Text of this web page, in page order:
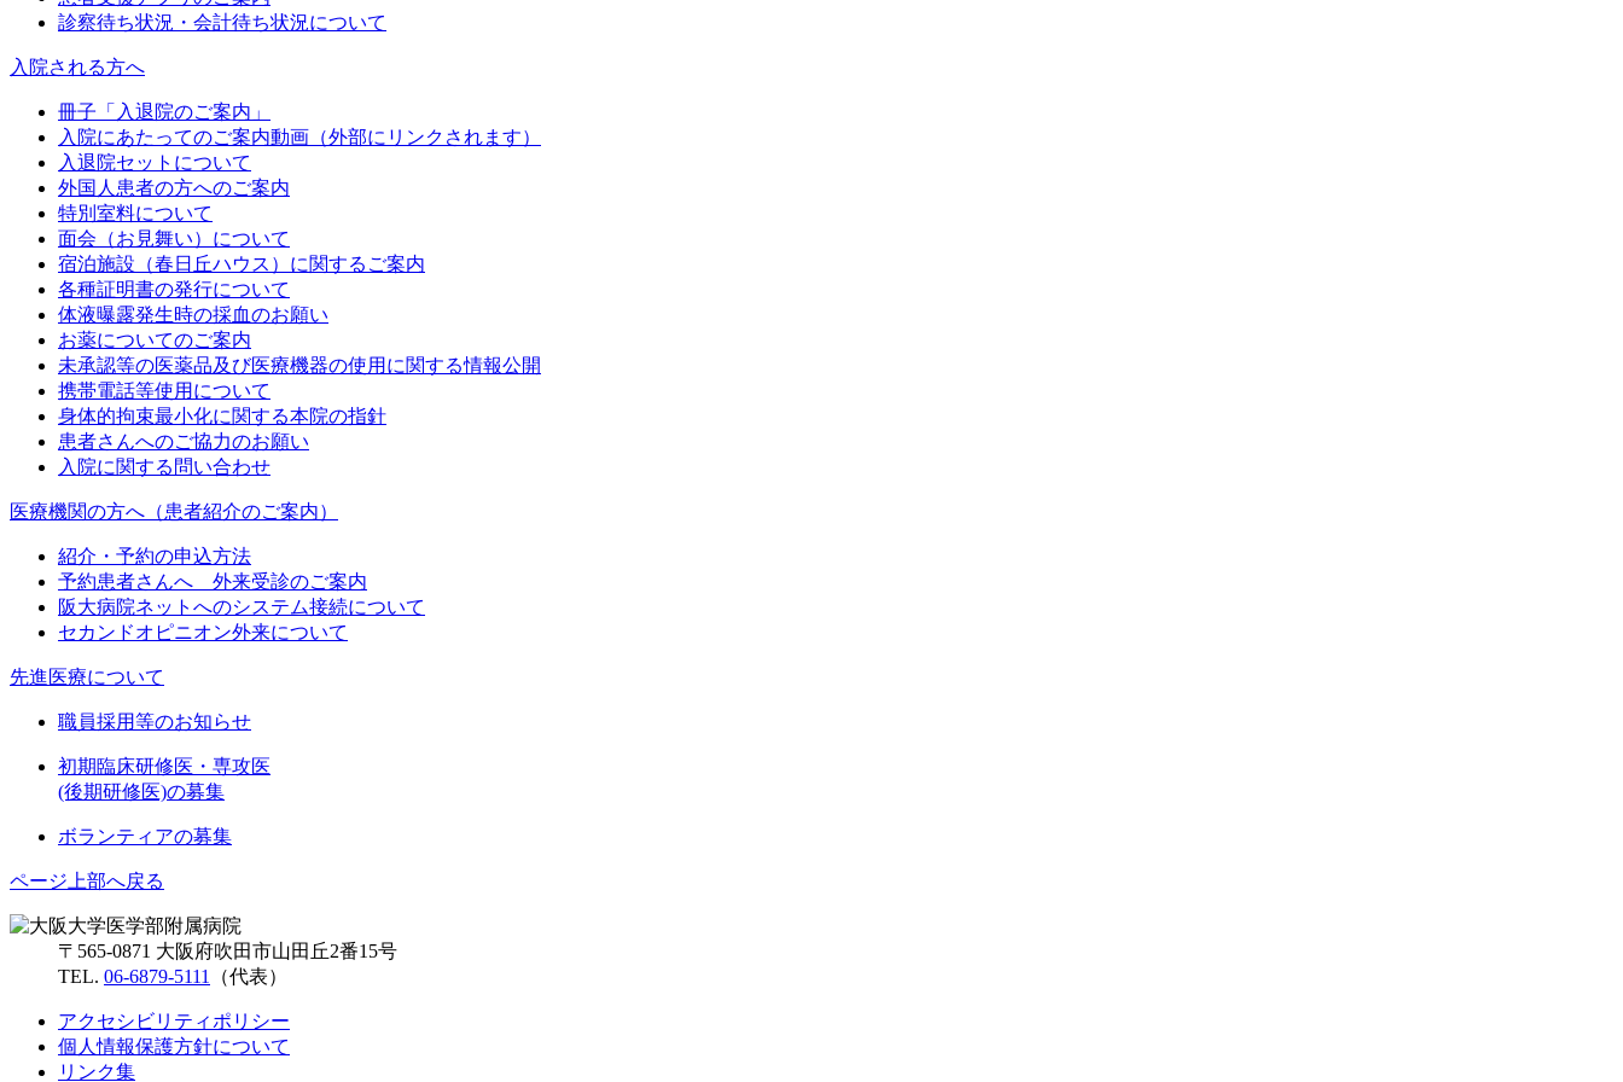
診察待ち状況・会計待ち状況について
入院される方へ
冊子「入退院のご案内」
入院にあたってのご案内動画（外部にリンクされます）
入退院セットについて
外国人患者の方へのご案内
特別室料について
面会（お見舞い）について
宿泊施設（春日丘ハウス）に関するご案内
各種証明書の発行について
体液曝露発生時の採血のお願い
お薬についてのご案内
未承認等の医薬品及び医療機器の使用に関する情報公開
携帯電話等使用について
身体的拘束最小化に関する本院の指針
患者さんへのご協力のお願い
入院に関する問い合わせ
医療機関の方へ（患者紹介のご案内）
紹介・予約の申込方法
予約患者さんへ 外来受診のご案内
阪大病院ネットへのシステム接続について
セカンドオピニオン外来について
先進医療について
職員採用等のお知らせ
初期臨床研修医・専攻医
(後期研修医)の募集
ボランティアの募集
ページ上部へ戻る
〒565-0871 大阪府吹田市山田丘2番15号
TEL. 06-6879-5111 （代表）
アクセシビリティポリシー
個人情報保護方針について
リンク集